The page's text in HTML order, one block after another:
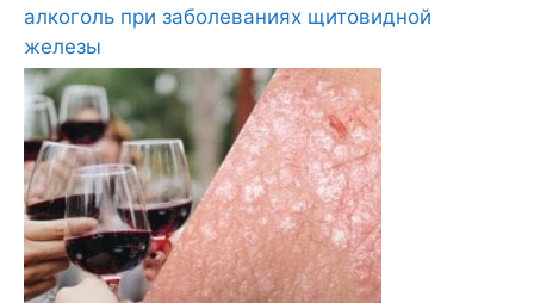
алкоголь при заболеваниях щитовидной
железы